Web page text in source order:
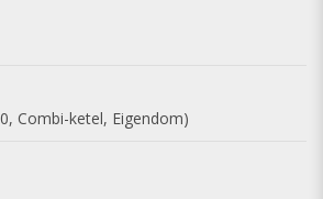
Combi-ketel, Eigendom)